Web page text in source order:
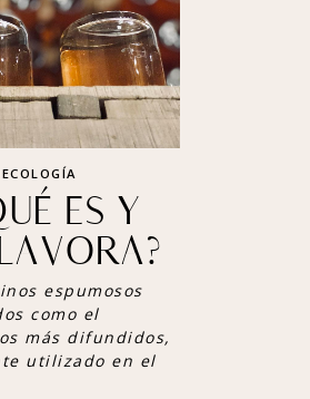
ES Y
espumosos
como el
más difundidos,
utilizado en el